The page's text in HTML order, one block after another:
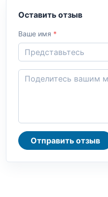
Оставить отзыв
Ваше имя *
Отправить отзыв